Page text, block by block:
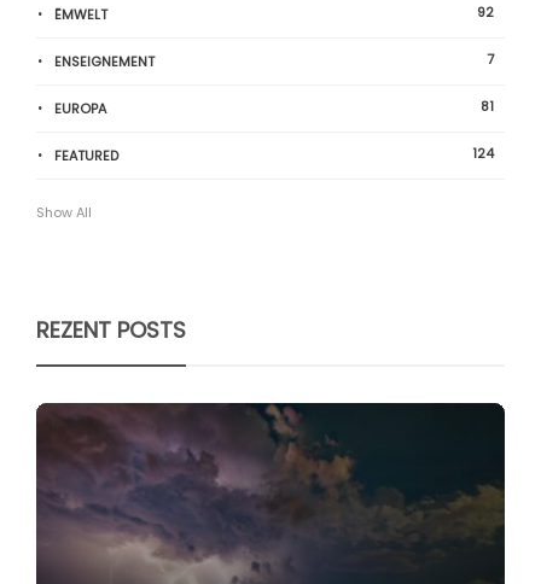
ËMWELT 92
ENSEIGNEMENT 7
EUROPA 81
FEATURED 124
Show All
REZENT POSTS